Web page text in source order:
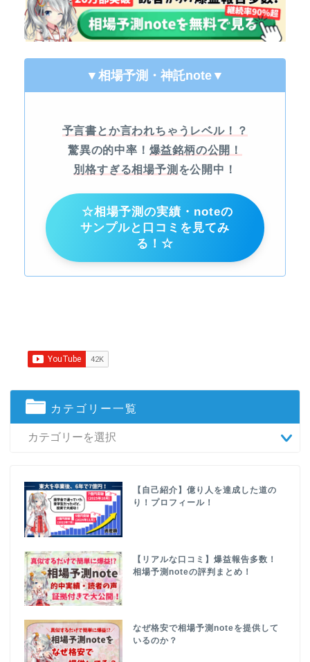
▼相場予測・神託note ▼
予言書とか言われちゃうレベル！？
驚異の的中率！ 爆益銘柄の公開！
別格すぎる相場予測 を公開中！
☆相場予測の実績・noteの
サンプルと口コミを見てみ
る！☆
カテゴリー一覧
【自己紹介】億り人を達成した道の
り！プロフィール！
【リアルな口コミ】爆益報告多数！
相場予測noteの評判まとめ！
なぜ格安で相場予測noteを提供して
いるのか？